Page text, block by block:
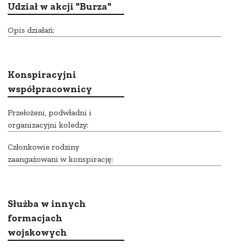
Udział w akcji "Burza"
Opis działań:
Konspiracyjni
współpracownicy
Przełożeni, podwładni i
organizacyjni koledzy:
Członkowie rodziny
zaangażowani w konspirację:
Służba w innych
formacjach
wojskowych